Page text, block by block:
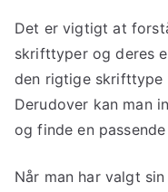
Det er vigtigt at
skrifttyper og deres
den rigtige
Derudover kan man
og finde en
Når man har valgt